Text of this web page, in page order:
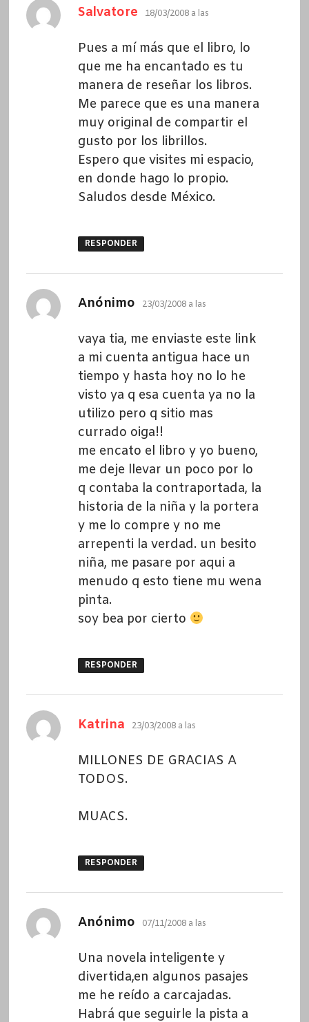
Salvatore dice:
18/03/2008 a las
Pues a mí más que el libro, lo
que me ha encantado es tu
manera de reseñar los libros.
Me parece que es una manera
muy original de compartir el
gusto por los librillos.
Espero que visites mi espacio,
en donde hago lo propio.
Saludos desde México.
RESPONDER
Anónimo dice:
23/03/2008 a las
vaya tia, me enviaste este link
a mi cuenta antigua hace un
tiempo y hasta hoy no lo he
visto ya q esa cuenta ya no la
utilizo pero q sitio mas
currado oiga!!
me encato el libro y yo bueno,
me deje llevar un poco por lo
q contaba la contraportada, la
historia de la niña y la portera
y me lo compre y no me
arrepenti la verdad. un besito
niña, me pasare por aqui a
menudo q esto tiene mu wena
pinta.
soy bea por cierto
RESPONDER
Katrina dice:
23/03/2008 a las
MILLONES DE GRACIAS A
TODOS.
MUACS.
RESPONDER
Anónimo dice:
07/11/2008 a las
Una novela inteligente y
divertida,en algunos pasajes
me he reído a carcajadas.
Habrá que seguirle la pista a